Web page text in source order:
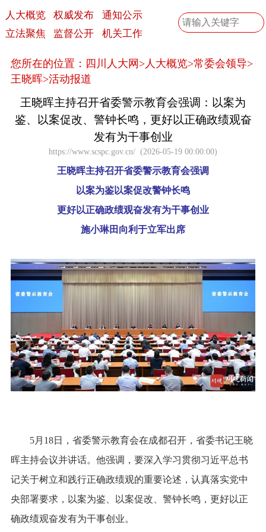
人大概览 权威发布
通知公示
立法聚焦
监督公开 机关工作
您所在的位置： 四川人大网 >人大概览>常委会领导>
王晓晖>活动报道
王晓晖主持召开省委警示教育会强调：以案为
鉴、以案促改、警钟长鸣，更好以正确政绩观奋
发有为干事创业
https://www.scspc.gov.cn/ (2026-05-19 00:00:00)
王晓晖主持召开省委警示教育会强调
以案为鉴以案促改警钟长鸣
更好以正确政绩观奋发有为干事创业
施小琳田向利于立军出席
5月18日，省委警示教育会在成都召开，省委书记王晓
晖主持会议并讲话。他强调，要深入学习贯彻习近平总书
记关于树立和践行正确政绩观的重要论述，认真落实党中
央部署要求，以案为鉴、以案促改、警钟长鸣，更好以正
确政绩观奋发有为干事创业。